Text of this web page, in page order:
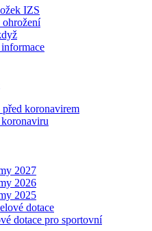
IZS
ohrožení
před koronavirem
2027
2026
2025
dotace
dotace pro sportovní